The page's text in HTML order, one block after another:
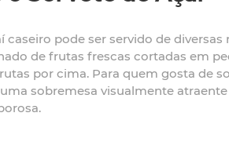
caseiro pode ser servido de
de frutas frescas cortadas em
por cima. Para quem gosta de
sobremesa visualmente